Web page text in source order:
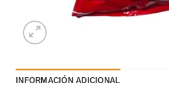
INFORMACIÓN ADICIONAL